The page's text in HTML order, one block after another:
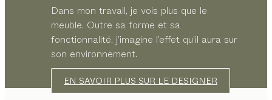
Dans mon travail, je vois plus que le
meuble. Outre sa forme et sa
fonctionnalité, j’imagine l’effet qu’il aura sur
son environnement.
EN SAVOIR PLUS SUR LE DESIGNER